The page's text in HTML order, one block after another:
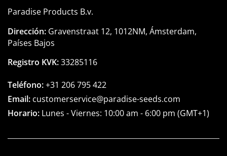
Paradise Products B.v.
Dirección: Gravenstraat 12, 1012NM, Ámsterdam,
Países Bajos
Registro KVK:33285116
Teléfono:+31 206 795 422
Email: customerservice@paradise-seeds.com
Horario: Lunes - Viernes: 10:00 am - 6:00 pm (GMT+1)